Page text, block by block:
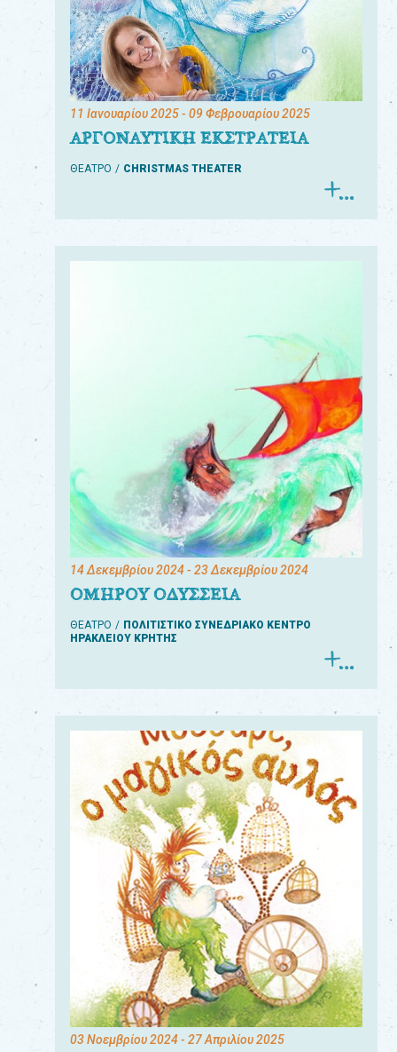
11 Ιανουαρίου 2025- 09 Φεβρουαρίου 2025
ΑΡΓΟΝΑΥΤΙΚΗ ΕΚΣΤΡΑΤΕΙΑ
ΘΕΑΤΡΟ CHRISTMAS THEATER
14 Δεκεμβρίου 2024- 23 Δεκεμβρίου 2024
ΟΜΗΡΟΥ ΟΔΥΣΣΕΙΑ
ΘΕΑΤΡΟ
ΠΟΛΙΤΙΣΤΙΚΟ ΣΥΝΕΔΡΙΑΚΟ ΚΕΝΤΡΟ
ΗΡΑΚΛΕΙΟΥ ΚΡΗΤΗΣ
03 Νοεμβρίου 2024- 27 Απριλίου 2025